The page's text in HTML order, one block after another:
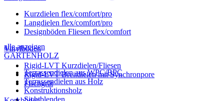
alle anzeigen
GARTENHOLZ
Terrassendielen aus WPC/BPC
Terrassendielen aus Holz
Konstruktionsholz
Sichtblenden
Kurzdielen flex/comfort/pro
Langdielen flex/comfort/pro
Designböden Fliesen flex/comfort
Vinylböden
Rigid-LVT Kurzdielen/Fliesen
Rigid-LVT Breitdielen mit Synchronpore
Fischgrät